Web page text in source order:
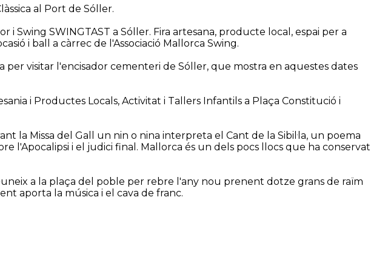
al Port de Sóller.
i Swing SWINGTAST a Sóller. Fira artesana, producte local, espai per a
i ball a càrrec de l'Associació Mallorca Swing.
per visitar l'encisador cementeri de Sóller, que mostra en aquestes dates
i Productes Locals, Activitat i Tallers Infantils a Plaça Constitució i
la Missa del Gall un nin o nina interpreta el Cant de la Sibil·la, un poema
l'Apocalipsi i el judici final. Mallorca és un dels pocs llocs que ha conservat
a la plaça del poble per rebre l'any nou prenent dotze grans de raïm
aporta la música i el cava de franc.